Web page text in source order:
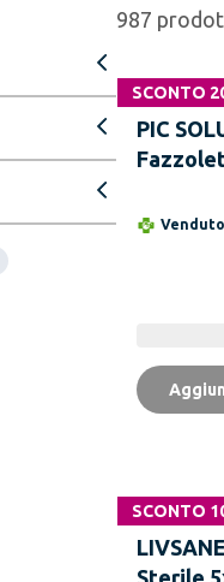
987
SCONTO
PIC
SCONTO
Sterile